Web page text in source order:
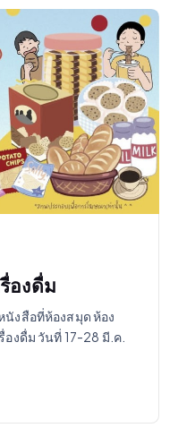
องดื่ม
งสือที่ห้องสมุด ห้อง
งดื่ม วันที่ 17-28 มี.ค.